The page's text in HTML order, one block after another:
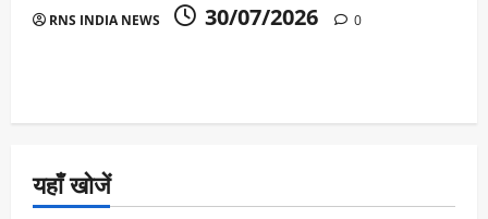
RNS INDIA NEWS 30/07/2026 0
यहाँ खोजें